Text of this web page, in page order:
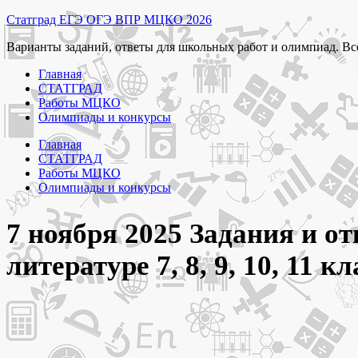
Перейти
к
содержимому
Статград ЕГЭ ОГЭ ВПР МЦКО 2026
Варианты заданий, ответы для школьных работ и олимпиад.
Главная
СТАТГРАД
Работы МЦКО
Олимпиады и конкурсы
Главная
СТАТГРАД
Работы МЦКО
Олимпиады и конкурсы
7 ноября 2025 Задания и
литературе 7, 8, 9, 10, 11